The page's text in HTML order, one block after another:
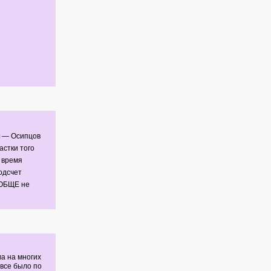
— Осипцов
того
не
на многих
было по